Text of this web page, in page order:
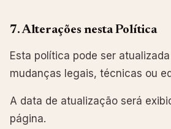
7. Alterações nesta Política
Esta política pode ser
mudanças legais, técnicas ou
A data de atualização será
página.